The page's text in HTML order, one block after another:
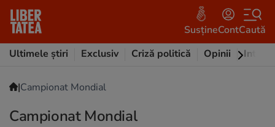
SusțineContCaută
Ultimele știri
Exclusiv Criză politică Opinii
|Campionat Mondial
Campionat Mondial